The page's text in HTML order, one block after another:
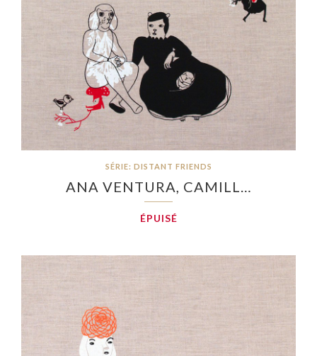
SÉRIE: DISTANT FRIENDS
ANA VENTURA, CAMILL…
ÉPUISÉ